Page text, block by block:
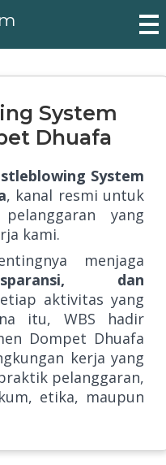
System
Dhuafa
System
, kanal resmi untuk
yang
kami.
menjaga
dan
aktivitas yang
itu, WBS hadir
Dompet Dhuafa
kerja yang
pelanggaran,
etika, maupun